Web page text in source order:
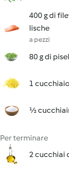
400 g di
lische
a pezzi
80 g di
1
½
Per terminare
2 cucchiai